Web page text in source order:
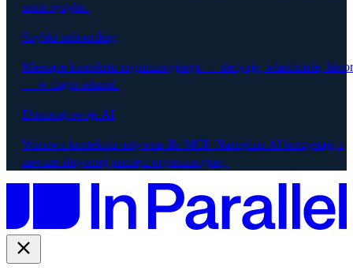
samo ryzyko.
Szybki onboarding
Miesiące kontekstu organizacyjnego — decyzje, właściciele,
— w ciągu sekund.
Dostosuj swoje AI
Warstwa kontekstu natywna dla MCP. Narzędzia AI korzystają z
zawsze aktywnej pamięci organizacyjnej.